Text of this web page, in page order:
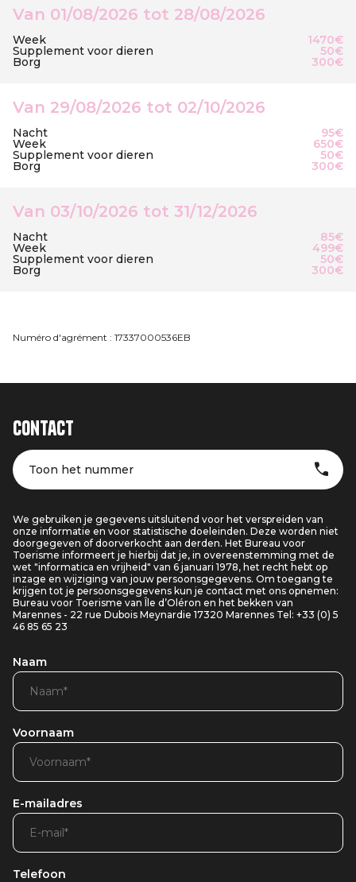
Van 01/08/2026 tot 28/08/2026
Week 1470€
Supplement voor dieren 50€
Borg 300€
Van 29/08/2026 tot 02/10/2026
Nacht 95€
Week 650€
Supplement voor dieren 50€
Borg 300€
Van 03/10/2026 tot 31/12/2026
Nacht 85€
Week 499€
Supplement voor dieren 50€
Borg 300€
Numéro d'agrément : 17337000536EB
Contact
Toon het nummer
We gebruiken je gegevens uitsluitend voor het verspreiden van
onze informatie en voor statistische doeleinden. Deze worden niet
doorgegeven of doorverkocht aan derden. Het Bureau voor
Toerisme informeert je hierbij dat je, in overeenstemming met de
wet "informatica en vrijheid" van 6 januari 1978, het recht hebt op
inzage en wijziging van jouw persoonsgegevens. Om toegang te
krijgen tot je persoonsgegevens kun je contact met ons opnemen:
Bureau voor Toerisme van Île d’Oléron en het bekken van
Marennes - 22 rue Dubois Meynardie 17320 Marennes Tel: +33 (0) 5
46 85 65 23
Naam
Voornaam
E-mailadres
Telefoon